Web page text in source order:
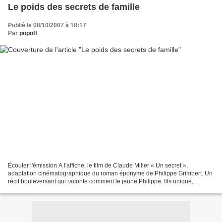
Le poids des secrets de famille
Publié le 08/10/2007 à 18:17
Par popoff
Écouter l'émission A l'affiche, le film de Claude Miller « Un secret »,
adaptation cinématographique du roman éponyme de Philippe Grimbert. Un
récit bouleversant qui raconte comment le jeune Philippe, fils unique,